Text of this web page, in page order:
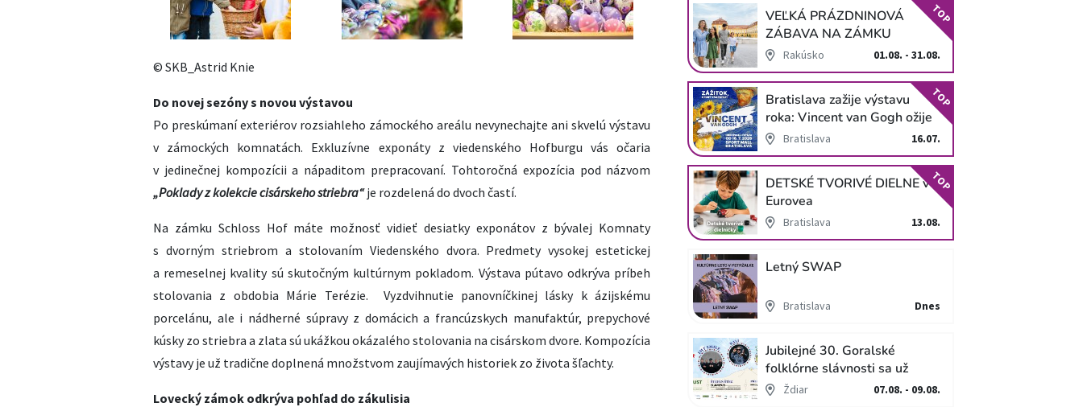
© SKB_Astrid Knie
Do novej sezóny s novou výstavou
Po preskúmaní exteriérov rozsiahleho zámockého areálu nevynechajte ani skvelú výstavu
v zámockých komnatách. Exkluzívne exponáty z viedenského Hofburgu vás očaria
v jedinečnej kompozícii a nápaditom prepracovaní. Tohtoročná expozícia pod názvom
„Poklady z kolekcie cisárskeho striebra“je rozdelená do dvoch častí.
Na zámku Schloss Hof máte možnosť vidieť desiatky exponátov z bývalej Komnaty
s dvorným striebrom a stolovaním Viedenského dvora. Predmety vysokej estetickej
a remeselnej kvality sú skutočným kultúrnym pokladom. Výstava pútavo odkrýva príbeh
stolovania z obdobia Márie Terézie. Vyzdvihnutie panovníčkinej lásky k ázijskému
porcelánu, ale i nádherné súpravy z domácich a francúzskych manufaktúr, prepychové
kúsky zo striebra a zlata sú ukážkou okázalého stolovania na cisárskom dvore. Kompozícia
výstavy je už tradične doplnená množstvom zaujímavých historiek zo života šľachty.
Lovecký zámok odkrýva pohľad do zákulisia
VEĽKÁ PRÁZDNINOVÁ
ZÁBAVA NA ZÁMKU
SCHLOSS HOF
Rakúsko 01.08. - 31.08.
TOP
Bratislava zažije výstavu
roka: Vincent van Gogh ožije
v unikátnej imerzívnej šou!
Bratislava 16.07.
TOP
DETSKÉ TVORIVÉ DIELNE v
Eurovea
Bratislava 13.08.
TOP
Letný SWAP
Bratislava Dnes
Jubilejné 30. Goralské
folklórne slávnosti sa už
blížiaŽdiar 07.08. - 09.08.